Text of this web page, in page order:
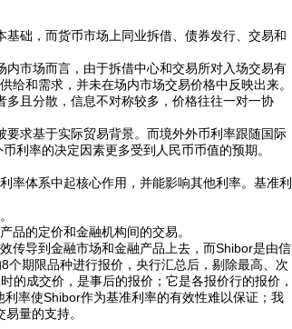
础，而货币市场上同业拆借、债券发行、交易和
市场而言，由于拆借中心和交易所对入场交易有
和需求，并未在场内市场交易价格中反映出来。
且分散，信息不对称较多，价格往往一对一协
求基于实际贸易背景。而境外外币利率跟随国际
利率的决定因素更多受到人民币币值的预期。
体系中起核心作用，并能影响其他利率。基准利
的定价和金融机构间的交易。
导到金融市场和金融产品上去，而Shibor是由信
期限品种进行报价，央行汇总后，剔除最高、次
的成交价，是事后的报价；它是各报价行的报价，
率使Shibor作为基准利率的有效性难以保证；我
量的支持。